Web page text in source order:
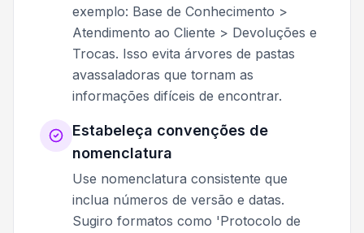
exemplo: Base de Conhecimento >
Atendimento ao Cliente > Devoluções e
Trocas. Isso evita árvores de pastas
avassaladoras que tornam as
informações difíceis de encontrar.
Estabeleça convenções de
nomenclatura
Use nomenclatura consistente que
inclua números de versão e datas.
Sugiro formatos como 'Protocolo de